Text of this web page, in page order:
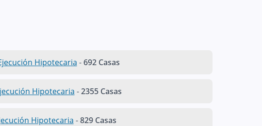
Hipotecaria -692 Casas
Hipotecaria -2355 Casas
Hipotecaria -829 Casas